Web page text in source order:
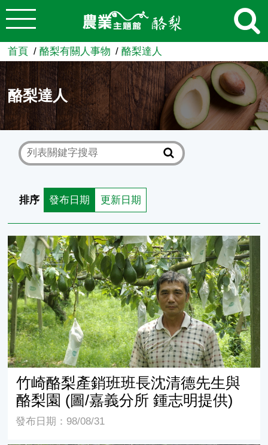
跳到主要內容
農業知識入口網
首頁 酪梨有關人事物 酪梨達人
酪梨達人
排序 發布日期 更新日期
竹崎酪梨產銷班班長沈清德先生與酪梨園 (圖/嘉義分所 鍾
竹崎酪梨產銷班班長沈清德先生與
酪梨園 (圖/嘉義分所 鍾志明提供)
發布日期：98/08/31